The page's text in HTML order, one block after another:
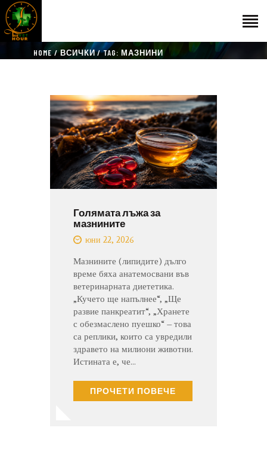
HOME ВСИЧКИ TAG: МАЗНИНИ
ЕКИП
КАТАЛОГ
THE VET HOUR
БЛОГ
КОНТАКТ
Голямата лъжа за
мазнините
юни 22, 2026
Мазнините (липидите) дълго
време бяха анатемосвани във
ветеринарната диететика.
„Кучето ще напълнее“, „Ще
развие панкреатит“, „Хранете
с обезмаслено пуешко“ – това
са реплики, които са увредили
здравето на милиони животни.
Истината е, че…
ПРОЧЕТИ ПОВЕЧЕ